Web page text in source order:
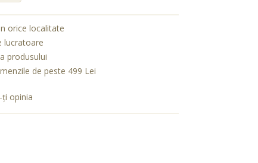
orice localitate
lucratoare
produsului
de peste 499 Lei
ţi opinia